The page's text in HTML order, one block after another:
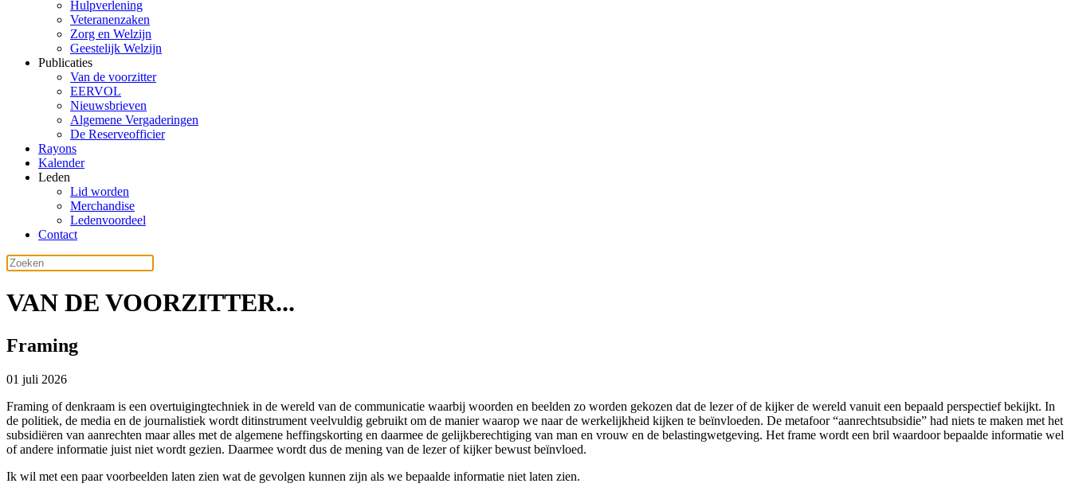
Hulpverlening
Veteranenzaken
Zorg en Welzijn
Geestelijk Welzijn
Publicaties
Van de voorzitter
EERVOL
Nieuwsbrieven
Algemene Vergaderingen
De Reserveofficier
Rayons
Kalender
Leden
Lid worden
Merchandise
Ledenvoordeel
Contact
VAN DE VOORZITTER...
Framing
01 juli 2026
Framing of denkraam is een overtuigingtechniek in de wereld van de communicatie waarbij woorden en beelden zo worden gekozen dat de lezer of de kijker de wereld vanuit een bepaald perspectief bekijkt. In
de politiek, de media en de journalistiek wordt ditinstrument veelvuldig gebruikt om de manier waarop we naar de werkelijkheid kijken te beïnvloeden. De metafoor “aanrechtsubsidie” had niets te maken met het
subsidiëren van aanrechten maar alles met de algemene heffingskorting en daarmee de gelijkberechtiging van man en vrouw en de belastingwetgeving. Het frame wordt een bril waardoor bepaalde informatie wel
of andere informatie juist niet wordt gezien. Daarmee wordt dus de mening van de lezer of kijker bewust beïnvloed.
Ik wil met een paar voorbeelden laten zien wat de gevolgen kunnen zijn als we bepaalde informatie niet laten zien.